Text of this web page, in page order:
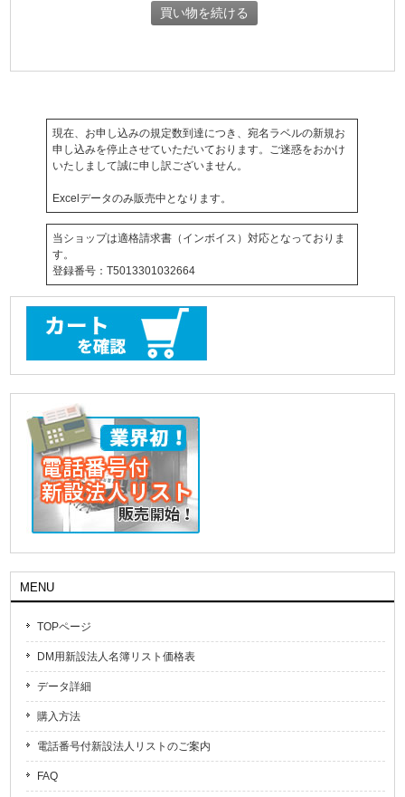
現在、お申し込みの規定数到達につき、宛名ラベルの新規お
申し込みを停止させていただいております。ご迷惑をおかけ
いたしまして誠に申し訳ございません。
Excelデータのみ販売中となります。
当ショップは適格請求書（インボイス）対応となっておりま
す。
登録番号：T5013301032664
MENU
TOPページ
DM用新設法人名簿リスト価格表
データ詳細
購入方法
電話番号付新設法人リストのご案内
FAQ